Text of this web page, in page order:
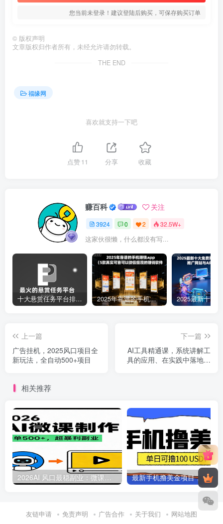
您当前未登录！建议登陆后购买，可保存购买订单
© 版权声明
文章版权归作者所有，未经允许请勿转载。
THE END
福缘网
喜欢就支持一下吧
点赞11 分享 收藏
赚百科 关注
3924 0 2 32.5W+
这家伙很懒，什么都没有写...
十大悬赏任务平台排行榜（全网最好的悬赏任务平台） 2025年靠谱的手机赚钱app（5款真实可靠可以微信提现的赚钱软件）
上一篇
广告挂机，2025风口项目全
新玩法，全自动500+项目
下一篇
AI工具精通课，系统讲解工
具的应用、在实践中落地，
相关推荐
2026AI 风口最稳副业：微课代写制作，一单 500+，人人可做的蓝海项目
友链申请 免责声明 广告合作 关于我们 网站地图